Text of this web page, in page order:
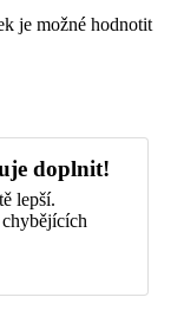
je možné hodnotit
doplnit!
lepší.